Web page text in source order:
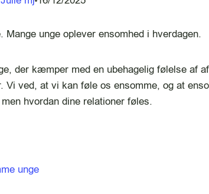
Mange unge oplever ensomhed i hverdagen.
der kæmper med en ubehagelig følelse af
Vi ved, at vi kan føle os ensomme, og at
hvordan dine relationer føles.
unge